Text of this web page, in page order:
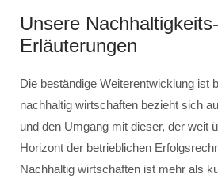
Unsere
Erläuterungen
Die beständige Weiterentwicklung ist
nachhaltig wirtschaften bezieht sich
und den Umgang mit dieser, der weit
Horizont der betrieblichen
Nachhaltig wirtschaften ist mehr als